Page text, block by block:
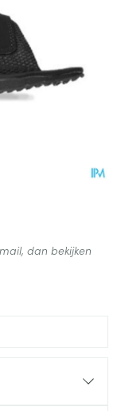
dan bekijken